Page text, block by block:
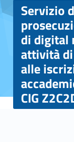
Servizio
di digital
attività
alle
CIG